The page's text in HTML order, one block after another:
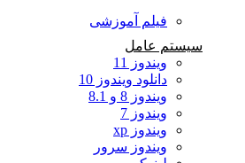
فیلم آموزشی
سیستم عامل
ویندوز 11
دانلود ویندوز 10
ویندوز 8 و 8.1
ویندوز 7
ویندوز xp
ویندوز سرور